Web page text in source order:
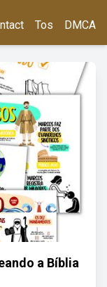
Tos DMCA
a Bíblia